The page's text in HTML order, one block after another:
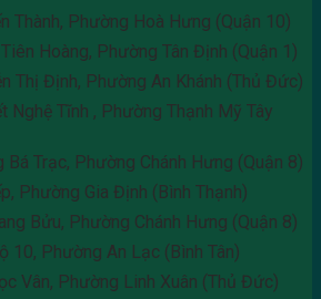
Thành, Phường Hoà Hưng (Quận 10)
Hoàng, Phường Tân Định (Quận 1)
Thị Định, Phường An Khánh (Thủ Đức)
Nghệ Tĩnh , Phường Thạnh Mỹ Tây
Trạc, Phường Chánh Hưng (Quận 8)
Phường Gia Định (Bình Thạnh)
Bửu, Phường Chánh Hưng (Quận 8)
10, Phường An Lạc (Bình Tân)
Vân, Phường Linh Xuân (Thủ Đức)